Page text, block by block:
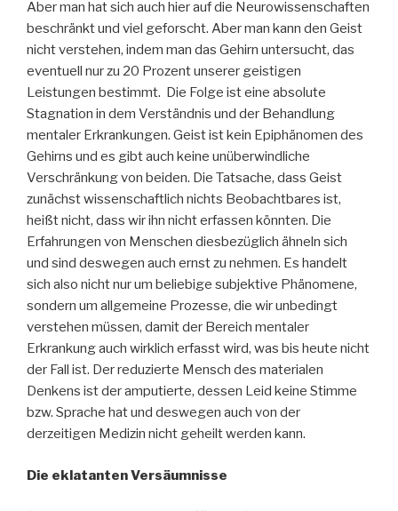
Aber man hat sich auch hier auf die Neurowissenschaften
beschränkt und viel geforscht. Aber man kann den Geist
nicht verstehen, indem man das Gehirn untersucht, das
eventuell nur zu 20 Prozent unserer geistigen
Leistungen bestimmt. Die Folge ist eine absolute
Stagnation in dem Verständnis und der Behandlung
mentaler Erkrankungen. Geist ist kein Epiphänomen des
Gehirns und es gibt auch keine unüberwindliche
Verschränkung von beiden. Die Tatsache, dass Geist
zunächst wissenschaftlich nichts Beobachtbares ist,
heißt nicht, dass wir ihn nicht erfassen könnten. Die
Erfahrungen von Menschen diesbezüglich ähneln sich
und sind deswegen auch ernst zu nehmen. Es handelt
sich also nicht nur um beliebige subjektive Phänomene,
sondern um allgemeine Prozesse, die wir unbedingt
verstehen müssen, damit der Bereich mentaler
Erkrankung auch wirklich erfasst wird, was bis heute nicht
der Fall ist. Der reduzierte Mensch des materialen
Denkens ist der amputierte, dessen Leid keine Stimme
bzw. Sprache hat und deswegen auch von der
derzeitigen Medizin nicht geheilt werden kann.
Die eklatanten Versäumnisse